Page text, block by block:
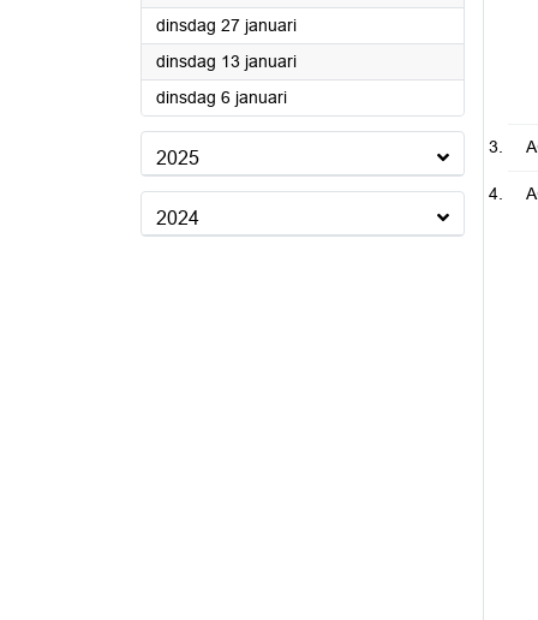
dinsdag 27 januari2026
dinsdag 13 januari2026
dinsdag 6 januari2026
2025
2024